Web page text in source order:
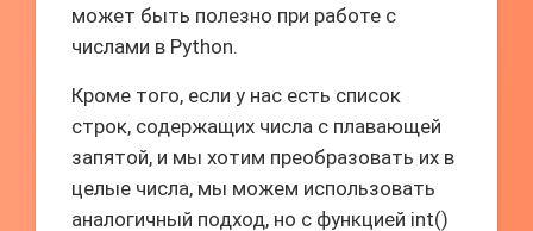
может быть полезно при работе с
числами в Python.
Кроме того, если у нас есть список
строк, содержащих числа с плавающей
запятой, и мы хотим преобразовать их в
целые числа, мы можем использовать
аналогичный подход, но с функцией int()